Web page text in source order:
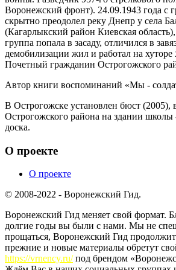
Воронежский фронт). 24.09.1943 года с
скрытно преодолел реку Днепр у села
(Кагарлыкский район Киевская
группа попала в засаду, отличился в
демобилизации жил и работал на
Почетный гражданин Острогожского
Автор книги воспоминаний «Мы -
В Острогожске установлен бюст (2005),
Острогожского района на здании школы
доска.
О проекте
О проекте
© 2008-2022 - Воронежский Гид.
Воронежский Гид меняет свой формат.
долгие годы вы были с нами. Мы не
прощаться, Воронежский Гид
прежние и новые материалы обретут
https://vrnency.ru/под брендом